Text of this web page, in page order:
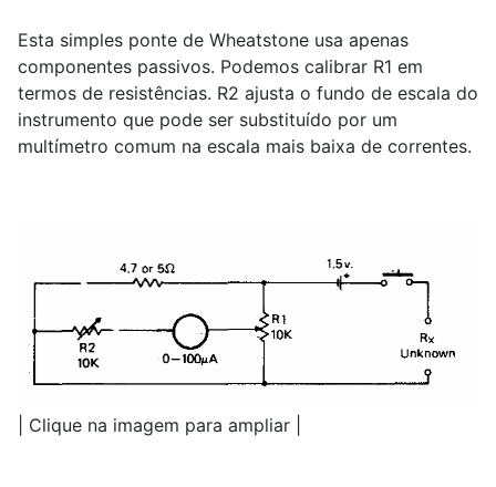
Esta simples ponte de Wheatstone usa apenas
componentes passivos. Podemos calibrar R1 em
termos de resistências. R2 ajusta o fundo de escala do
instrumento que pode ser substituído por um
multímetro comum na escala mais baixa de correntes.
| Clique na imagem para ampliar |